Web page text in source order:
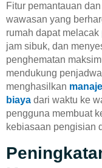
Fitur pemantauan
wawasan yang
rumah dapat
jam sibuk, dan
penghematan
mendukung
menghasilkan
biaya dari waktu ke
pengguna membuat
kebiasaan pengisian